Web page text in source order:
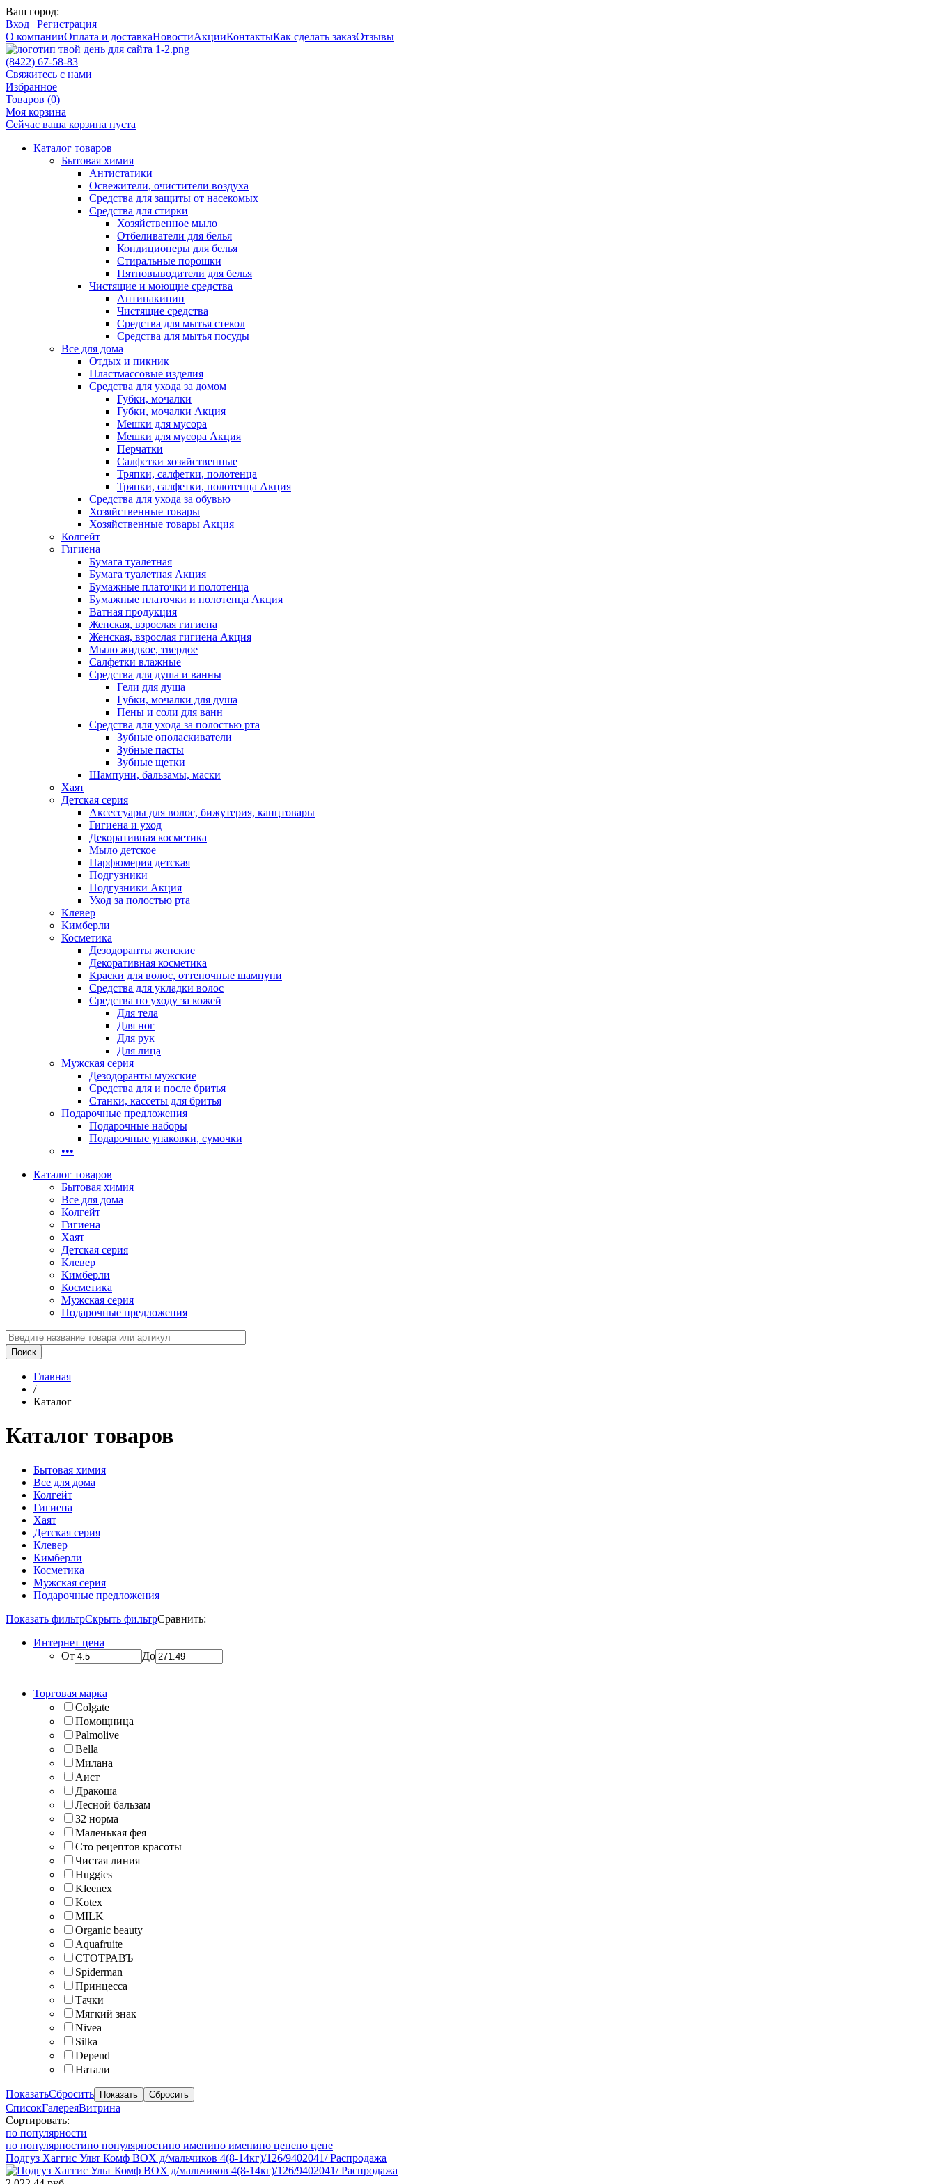
Ваш город:
Вход | Регистрация
О компанииОплата и доставкаНовостиАкцииКонтактыКак сделать заказОтзывы
(8422) 67-58-83
Свяжитесь с нами
Избранное
Товаров (0)
Моя корзина
Сейчас ваша корзина пуста
Каталог товаров
Бытовая химия
Антистатики
Освежители, очистители воздуха
Средства для защиты от насекомых
Средства для стирки
Хозяйственное мыло
Отбеливатели для белья
Кондиционеры для белья
Стиральные порошки
Пятновыводители для белья
Чистящие и моющие средства
Антинакипин
Чистящие средства
Средства для мытья стекол
Средства для мытья посуды
Все для дома
Отдых и пикник
Пластмассовые изделия
Средства для ухода за домом
Губки, мочалки
Губки, мочалки Акция
Мешки для мусора
Мешки для мусора Акция
Перчатки
Салфетки хозяйственные
Тряпки, салфетки, полотенца
Тряпки, салфетки, полотенца Акция
Средства для ухода за обувью
Хозяйственные товары
Хозяйственные товары Акция
Колгейт
Гигиена
Бумага туалетная
Бумага туалетная Акция
Бумажные платочки и полотенца
Бумажные платочки и полотенца Акция
Ватная продукция
Женская, взрослая гигиена
Женская, взрослая гигиена Акция
Мыло жидкое, твердое
Салфетки влажные
Средства для душа и ванны
Гели для душа
Губки, мочалки для душа
Пены и соли для ванн
Средства для ухода за полостью рта
Зубные ополаскиватели
Зубные пасты
Зубные щетки
Шампуни, бальзамы, маски
Хаят
Детская серия
Аксессуары для волос, бижутерия, канцтовары
Гигиена и уход
Декоративная косметика
Мыло детское
Парфюмерия детская
Подгузники
Подгузники Акция
Уход за полостью рта
Клевер
Кимберли
Косметика
Дезодоранты женские
Декоративная косметика
Краски для волос, оттеночные шампуни
Средства для укладки волос
Средства по уходу за кожей
Для тела
Для ног
Для рук
Для лица
Мужская серия
Дезодоранты мужские
Средства для и после бритья
Станки, кассеты для бритья
Подарочные предложения
Подарочные наборы
Подарочные упаковки, сумочки
•••
Каталог товаров
Бытовая химия
Все для дома
Колгейт
Гигиена
Хаят
Детская серия
Клевер
Кимберли
Косметика
Мужская серия
Подарочные предложения
Главная
/
Каталог
Каталог товаров
Бытовая химия
Все для дома
Колгейт
Гигиена
Хаят
Детская серия
Клевер
Кимберли
Косметика
Мужская серия
Подарочные предложения
Показать фильтрСкрыть фильтрСравнить:
Интернет цена
От
До
Торговая марка
Colgate
Помощница
Palmolive
Bella
Милана
Аист
Дракоша
Лесной бальзам
32 норма
Маленькая фея
Сто рецептов красоты
Чистая линия
Huggies
Kleenex
Kotex
MILK
Organic beauty
Aquafruite
СТОТРАВЪ
Spiderman
Принцесса
Тачки
Мягкий знак
Nivea
Silka
Depend
Натали
ПоказатьСбросить
СписокГалереяВитрина
Сортировать:
по популярности
по популярностипо популярностипо именипо именипо ценепо цене
Подгуз Хаггис Ульт Комф BOX д/мальчиков 4(8-14кг)/126/9402041/ Распродажа